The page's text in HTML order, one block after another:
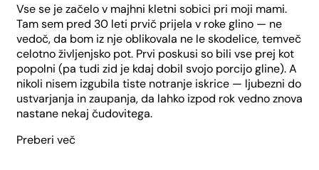
Vse se je začelo v majhni kletni sobici pri moji mami.
Tam sem pred 30 leti prvič prijela v roke glino — ne
vedoč, da bom iz nje oblikovala ne le skodelice, temveč
celotno življenjsko pot. Prvi poskusi so bili vse prej kot
popolni (pa tudi zid je kdaj dobil svojo porcijo gline). A
nikoli nisem izgubila tiste notranje iskrice — ljubezni do
ustvarjanja in zaupanja, da lahko izpod rok vedno znova
nastane nekaj čudovitega.
Preberi več